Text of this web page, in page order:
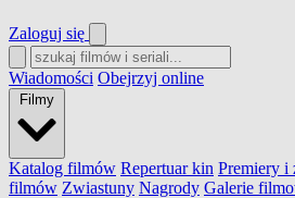
Zaloguj się
Wiadomości Obejrzyj online
Filmy
Katalog filmów Repertuar kin Premiery i
filmów Zwiastuny Nagrody Galerie